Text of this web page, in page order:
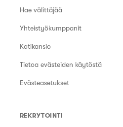
Hae välittäjää
Yhteistyökumppanit
Kotikansio
Tietoa evästeiden käytöstä
Evästeasetukset
REKRYTOINTI